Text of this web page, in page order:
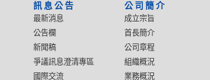
訊息公告
最新消息
公告欄
新聞稿
爭議訊息澄清專區
國際交流
公司簡介
成立宗旨
首長簡介
公司章程
組織概況
業務概況